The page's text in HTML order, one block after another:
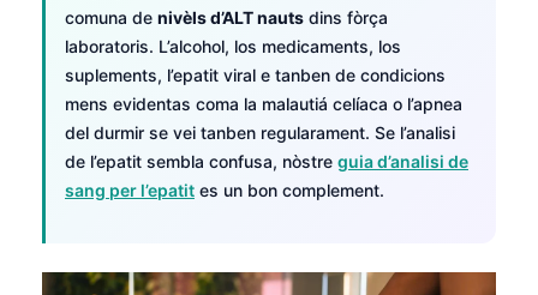
comuna de nivèls d’ALT nauts dins fòrça
laboratoris. L’alcohol, los medicaments, los
suplements, l’epatit viral e tanben de condicions
mens evidentas coma la malautiá celíaca o l’apnea
del durmir se vei tanben regularament. Se l’analisi
de l’epatit sembla confusa, nòstre guia d’analisi de
sang per l’epatit es un bon complement.